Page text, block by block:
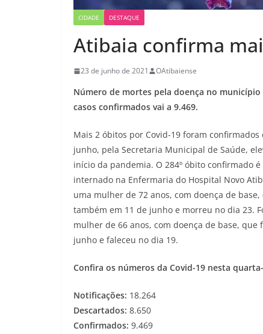
CIDADE DESTAQUE
Atibaia confirma
23 de junho de 2021 OAtibaiense
Número de mortes pela doença no
casos confirmados vai a 9.469.
Mais 2 óbitos por Covid-19 foram
junho, pela Secretaria Municipal de Saúde,
início da pandemia. O 284º óbito confirmado
internado na Enfermaria do Hospital Novo
uma mulher de 72 anos, com doença de
também em 11 de junho e morreu no dia 23.
mulher de 66 anos, com doença de base,
junho e faleceu no dia 19.
Confira os números da Covid-19 nesta
Notificações: 18.264
Descartados: 8.650
Confirmados: 9.469